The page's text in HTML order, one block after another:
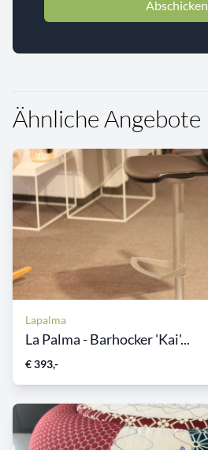
Abschicken
Ähnliche Angebote
Lapalma
La Palma - Barhocker 'Kai'...
€ 393,-